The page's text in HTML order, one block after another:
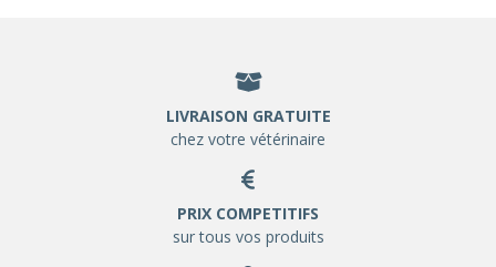
LIVRAISON GRATUITE
chez votre vétérinaire
PRIX COMPETITIFS
sur tous vos produits